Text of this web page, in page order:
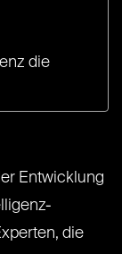
die
Entwicklung
die